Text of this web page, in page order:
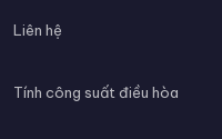
Liên hệ
Tính công suất điều hòa